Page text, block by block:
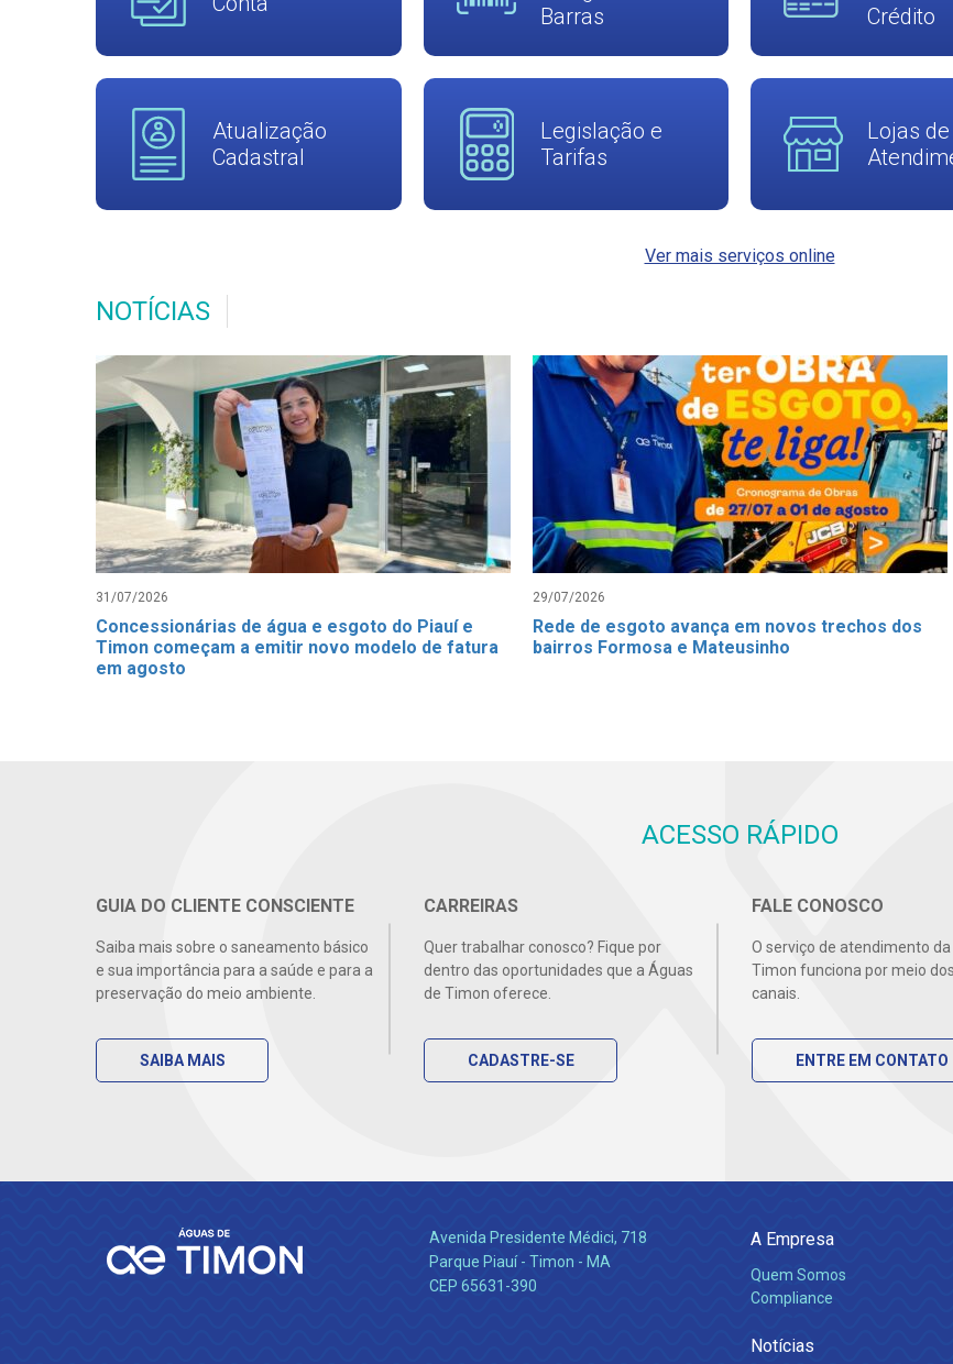
Barras
Crédito
Atualização
Cadastral
Legislação e
Tarifas
Lojas de
Ver mais serviços online
NOTÍCIAS
31/07/2026
Concessionárias de água e esgoto do Piauí e
Timon começam a emitir novo modelo de fatura
em agosto
29/07/2026
Rede de esgoto avança em novos trechos dos
bairros Formosa e Mateusinho
ACESSO RÁPIDO
GUIA DO CLIENTE CONSCIENTE
Saiba mais sobre o saneamento básico
e sua importância para a saúde e para a
preservação do meio ambiente.
SAIBA MAIS
CARREIRAS
Quer trabalhar conosco? Fique por
dentro das oportunidades que a Águas
de Timon oferece.
CADASTRE-SE
FALE CONOSCO
O serviço de atendimento
Timon funciona por meio
canais.
ENTRE EM CONTATO
Avenida Presidente Médici, 718
Parque Piauí - Timon - MA
CEP 65631-390
A Empresa
Quem Somos
Compliance
Notícias